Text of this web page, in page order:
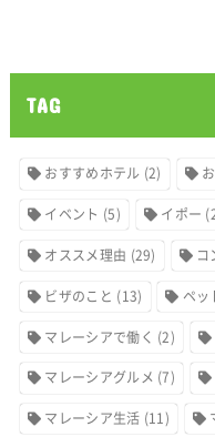
TAG
おすすめホテル (2)
イベント (5) イポー
オススメ理由 (29) コ
ビザのこと (13) ペッ
マレーシアで働く (2)
マレーシアグルメ (7)
マレーシア生活 (11)